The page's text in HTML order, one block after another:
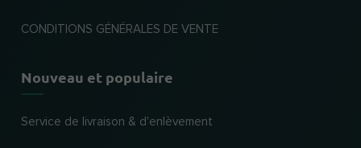
CONDITIONS GÉNÉRALES DE VENTE
Nouveau et populaire
Service de livraison & d'enlèvement